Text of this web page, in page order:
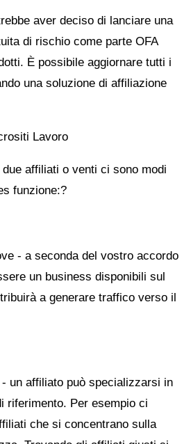
aver deciso di lanciare una
di rischio come parte OFA
È possibile aggiornare tutti i
una soluzione di affiliazione
Lavoro
affiliati o venti ci sono modi
funzione:?
- a seconda del vostro accordo
un business disponibili sul
a generare traffico verso il
un affiliato può specializzarsi in
riferimento. Per esempio ci
che si concentrano sulla